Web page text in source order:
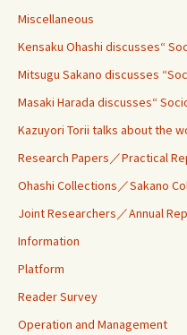
Miscellaneous
Kensaku Ohashi discusses“
Mitsugu Sakano discusses
Masaki Harada discusses“
Kazuyori Torii talks about the
Research Papers／Practical
Ohashi Collections／Sakano
Joint Researchers／Annual
Information
Platform
Reader Survey
Operation and Management